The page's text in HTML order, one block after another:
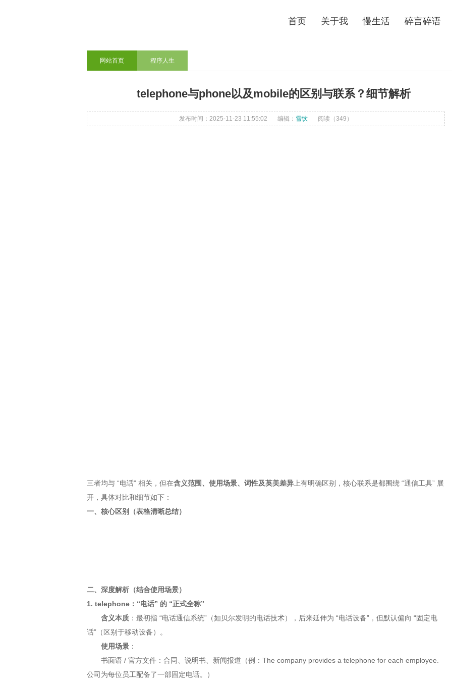
首页 关于我 慢生活 碎言碎语
网站首页 程序人生
telephone与phone以及mobile的区别与联系？细节解析
发布时间：2025-11-23 11:55:02 编辑： 雪饮 阅读（349）
三者均与 “电话” 相关，但在含义范围、使用场景、词性及英美差异 上有明确区别，核心联系是都围绕 “通信工具” 展
开，具体对比和细节如下：
一、核心区别（表格清晰总结）
二、深度解析（结合使用场景）
1. telephone：“电话” 的 “正式全称”
含义本质 ：最初指 “电话通信系统”（如贝尔发明的电话技术），后来延伸为 “电话设备”，但默认偏向 “固定电
话”（区别于移动设备）。
使用场景 ：
书面语 / 官方文件：合同、说明书、新闻报道（例：The company provides a telephone for each employee.
公司为每位员工配备了一部固定电话。）